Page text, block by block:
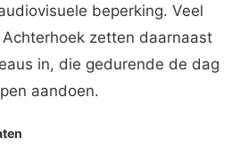
beperking. Veel
zetten daarnaast
in, die gedurende de dag
aandoen.